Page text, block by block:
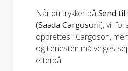
Når du trykker på Send til
(Saada Cargosoni), vil
opprettes i Cargoson,
og tjenesten må velges
etterpå.